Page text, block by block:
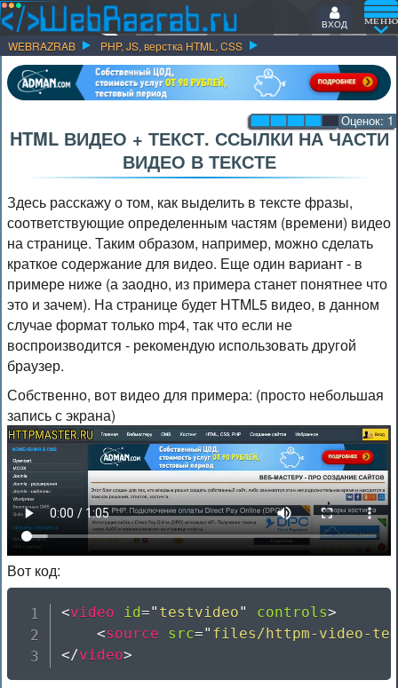
ВХОД
WEBRAZRAB PHP, JS, верстка HTML, CSS
Оценок: 1
HTML ВИДЕО + ТЕКСТ. ССЫЛКИ НА ЧАСТИ
ВИДЕО В ТЕКСТЕ
Здесь расскажу о том, как выделить в тексте фразы,
соответствующие определенным частям (времени) видео
на странице. Таким образом, например, можно сделать
краткое содержание для видео. Еще один вариант - в
примере ниже (а заодно, из примера станет понятнее что
это и зачем). На странице будет HTML5 видео, в данном
случае формат только mp4, так что если не
воспроизводится - рекомендую использовать другой
браузер.
Собственно, вот видео для примера: (просто небольшая
запись с экрана)
Вот код:
<video id=" testvideo" controls>
<source src=" files/httpm-video-
</video>